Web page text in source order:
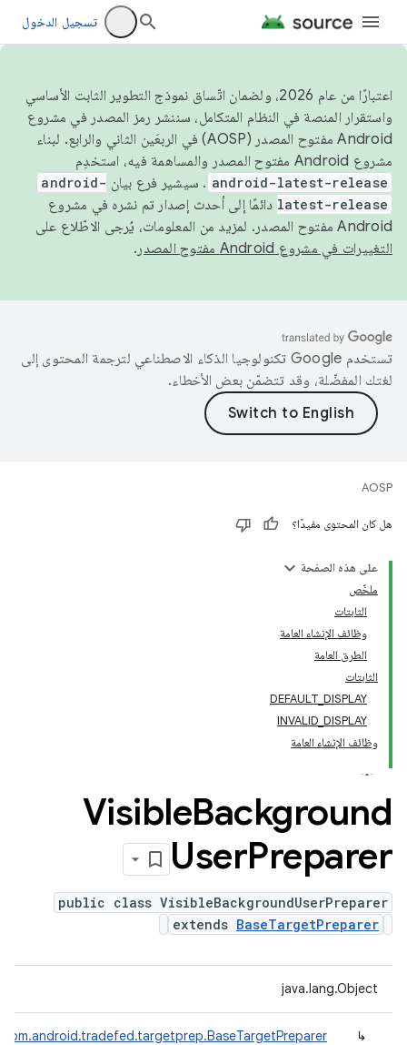
تسجيل الدخول
اعتبارًا من عام 2026، ولضمان اتّساق نموذج التطوير الثابت الأساسي
واستقرار المنصة في النظام المتكامل، سننشر رمز المصدر في مشروع
Android مفتوح المصدر (AOSP) في الربعَين الثاني والرابع. لبناء
مشروع Android مفتوح المصدر والمساهمة فيه، استخدِم
android-latest-release . سيشير فرع بيان android-
latest-release دائمًا إلى أحدث إصدار تم نشره في مشروع
Android مفتوح المصدر. لمزيد من المعلومات، يُرجى الاطّلاع على
التغييرات في مشروع Android مفتوح المصدر
.
تستخدم Google تكنولوجيا الذكاء الاصطناعي لترجمة المحتوى إلى
لغتك المفضّلة، وقد تتضمّن بعض الأخطاء.
AOSP
هل كان المحتوى مفيدًا؟
على هذه الصفحة
ملخّص
الثابتات
وظائف الإنشاء العامة
الطرق العامة
الثابتات
DEFAULT_DISPLAY
INVALID_DISPLAY
وظائف الإنشاء العامة
VisibleBackground
UserPreparer
public class VisibleBackgroundUserPreparer
extends BaseTargetPreparer
java.lang.Object
↳
com.android.tradefed.targetprep.BaseTargetPreparer